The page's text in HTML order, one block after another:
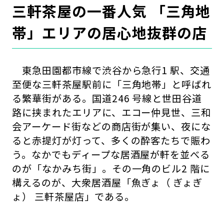
三軒茶屋の一番人気 「三角地
帯」エリアの居心地抜群の店
東急田園都市線で渋谷から急行1 駅、交通
至便な三軒茶屋駅前に「三角地帯」と呼ばれ
る繁華街がある。国道246 号線と世田谷道
路に挟まれたエリアに、エコー仲見世、三和
会アーケード街などの商店街が集い、夜にな
ると赤提灯が灯って、多くの酔客たちで賑わ
う。なかでもディープな居酒屋が軒を並べる
のが「なかみち街」。その一角のビル2 階に
構えるのが、大衆居酒屋「魚ぎょ（ ぎょぎ
ょ） 三軒茶屋店」である。